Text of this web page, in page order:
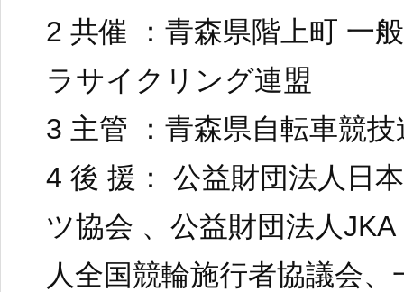
2 共催 ：青森県階上町 一
ラサイクリング連盟
3 主管 ：青森県自転車競技
4 後 援： 公益財団法人日
ツ協会 、公益財団法人
人全国競輪施行者協議会